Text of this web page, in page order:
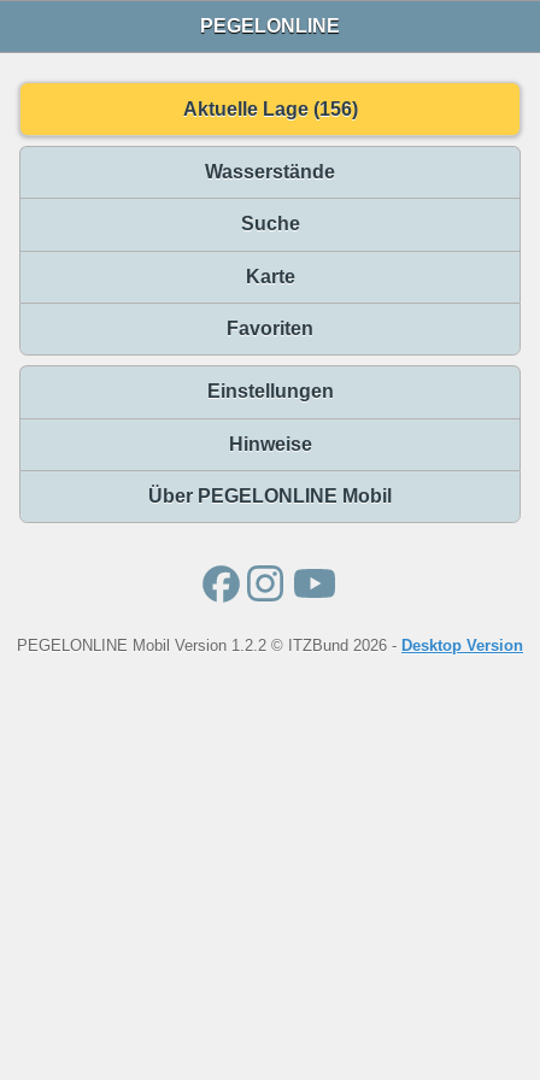
PEGELONLINE
Aktuelle Lage (156)
Wasserstände
Suche
Karte
Favoriten
Einstellungen
Hinweise
Über PEGELONLINE Mobil
PEGELONLINE Mobil Version 1.2.2 © ITZBund 2026 - Desktop Version